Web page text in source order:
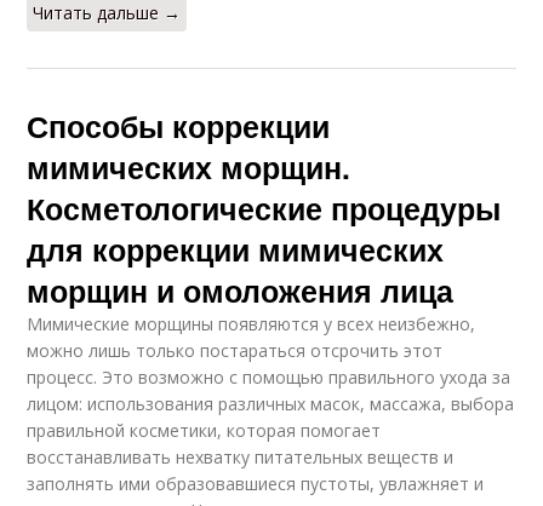
Читать дальше →
Способы коррекции
мимических морщин.
Косметологические процедуры
для коррекции мимических
морщин и омоложения лица
Мимические морщины появляются у всех неизбежно,
можно лишь только постараться отсрочить этот
процесс. Это возможно с помощью правильного ухода за
лицом: использования различных масок, массажа, выбора
правильной косметики, которая помогает
восстанавливать нехватку питательных веществ и
заполнять ими образовавшиеся пустоты, увлажняет и